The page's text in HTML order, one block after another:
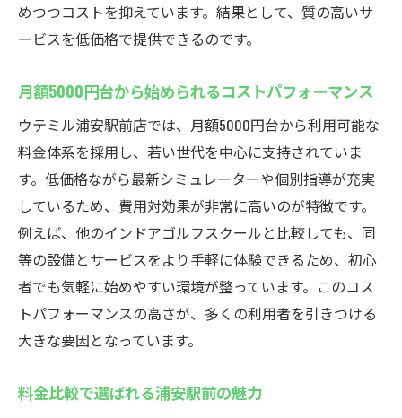
めつつコストを抑えています。結果として、質の高いサ
ービスを低価格で提供できるのです。
月額5000円台から始められるコストパフォーマンス
ウテミル浦安駅前店では、月額5000円台から利用可能な
料金体系を採用し、若い世代を中心に支持されていま
す。低価格ながら最新シミュレーターや個別指導が充実
しているため、費用対効果が非常に高いのが特徴です。
例えば、他のインドアゴルフスクールと比較しても、同
等の設備とサービスをより手軽に体験できるため、初心
者でも気軽に始めやすい環境が整っています。このコス
トパフォーマンスの高さが、多くの利用者を引きつける
大きな要因となっています。
料金比較で選ばれる浦安駅前の魅力